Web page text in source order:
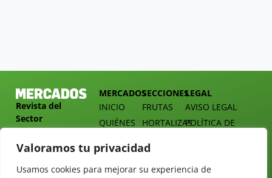
Valoramos tu privacidad
Usamos cookies para mejorar su experiencia de
Revista del
Sector
Hortofrutícola
Presidente
MERCADOS
INICIO
QUIÉNES
DOSSIER
TARIFAS
SECCIONES
FRUTAS
HORTALIZAS
MERCADOS
ALIMENTACIÓN
LEGAL
AVISO LEGAL
POLÍTICA DE